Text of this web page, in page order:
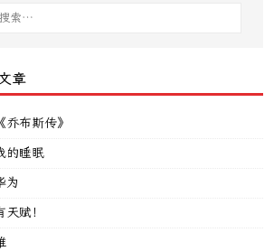
章
乔布斯传》
的睡眠
为
赋！